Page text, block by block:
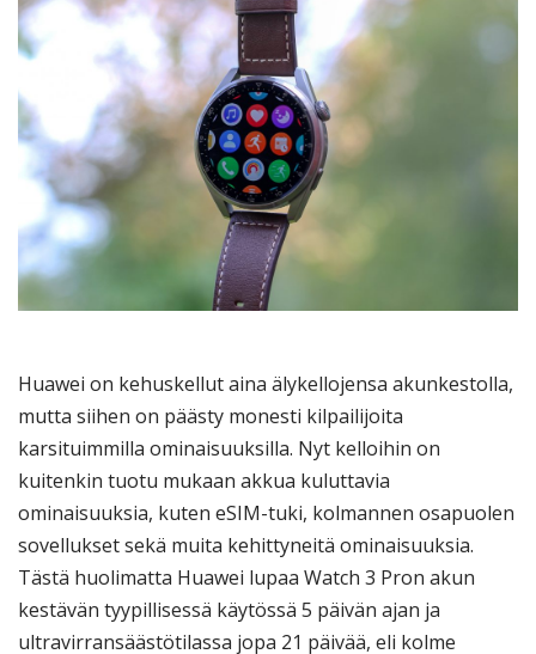
Huawei on kehuskellut aina älykellojensa akunkestolla,
mutta siihen on päästy monesti kilpailijoita
karsituimmilla ominaisuuksilla. Nyt kelloihin on
kuitenkin tuotu mukaan akkua kuluttavia
ominaisuuksia, kuten eSIM-tuki, kolmannen osapuolen
sovellukset sekä muita kehittyneitä ominaisuuksia.
Tästä huolimatta Huawei lupaa Watch 3 Pron akun
kestävän tyypillisessä käytössä 5 päivän ajan ja
ultravirransäästötilassa jopa 21 päivää, eli kolme